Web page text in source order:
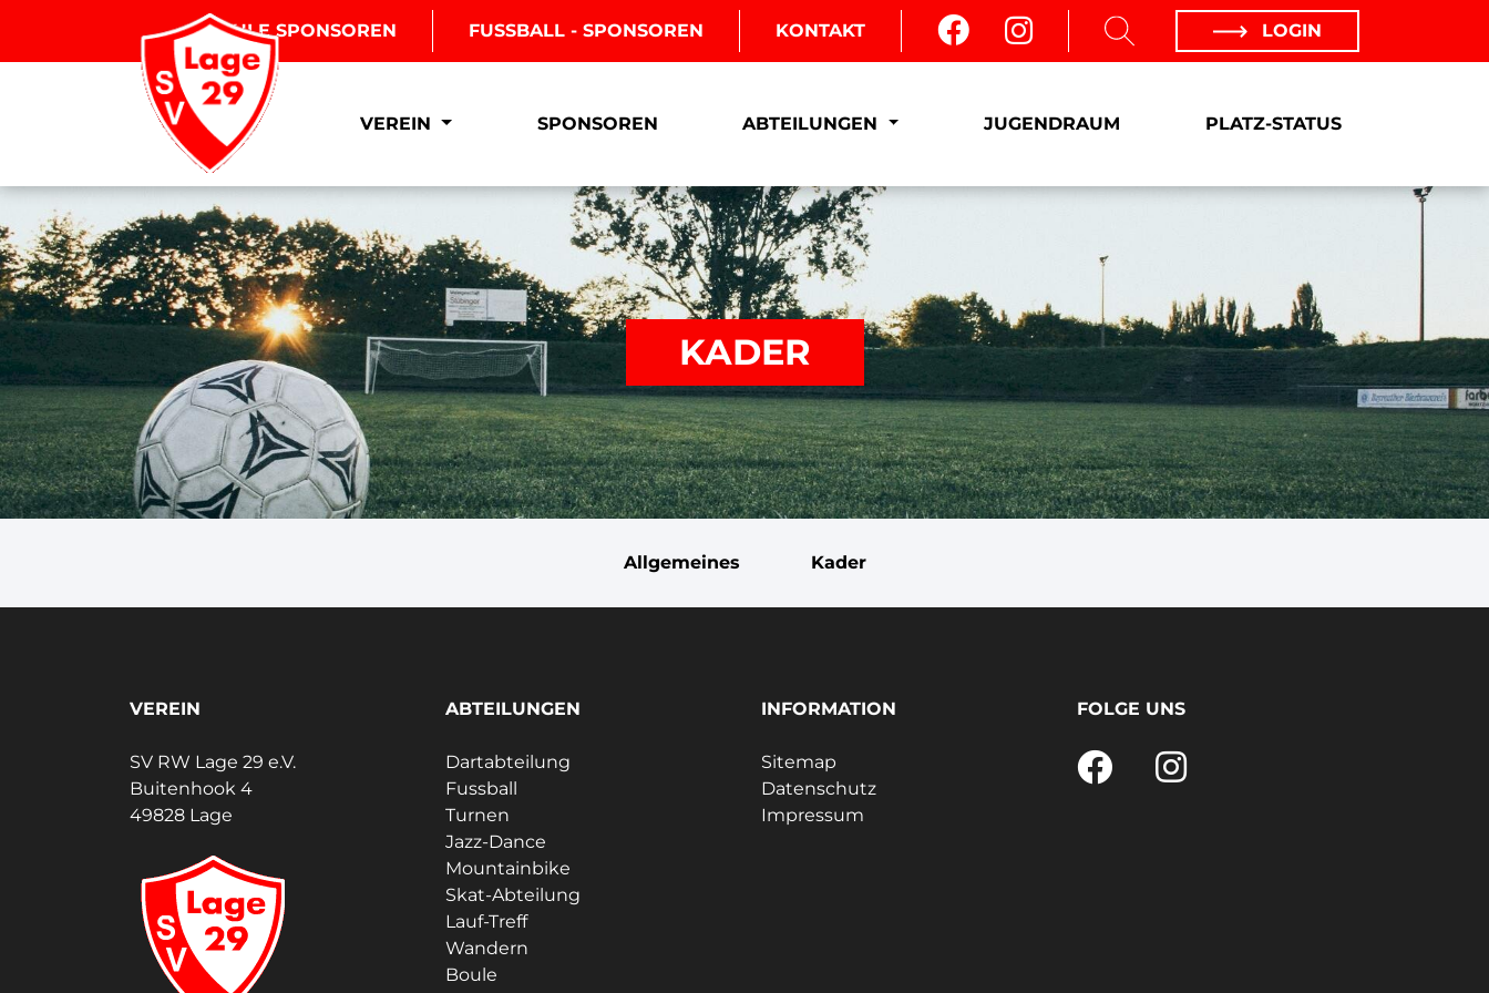
BOULE SPONSOREN FUSSBALL - SPONSOREN KONTAKT LOGIN
VEREIN SPONSOREN ABTEILUNGEN JUGENDRAUM PLATZ-STATUS
KADER
Allgemeines Kader
VEREIN
SV RW Lage 29 e.V.
Buitenhook 4
49828 Lage
ABTEILUNGEN
Dartabteilung
Fussball
Turnen
Jazz-Dance
Mountainbike
Skat-Abteilung
Lauf-Treff
Wandern
Boule
INFORMATION
Sitemap
Datenschutz
Impressum
FOLGE UNS